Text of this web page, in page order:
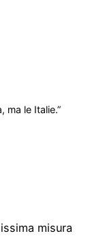
ma le Italie.”
misura